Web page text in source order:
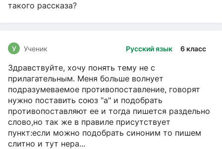
такого рассказа?
Русский язык 6 класс
У Ученик
Здравствуйте, хочу понять тему не с
прилагательным. Меня больше волнует
подразумеваемое противопоставление, говорят
нужно поставить союз "а" и подобрать
противопоставляют ее и тогда пишется раздельно
слово,но так же в правиле присутствует
пункт:если можно подобрать синоним то пишем
слитно и тут нера...